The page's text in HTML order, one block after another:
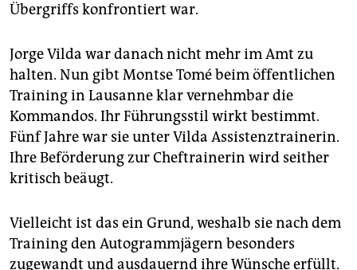
Übergriffs konfrontiert war.
Jorge Vilda war danach nicht mehr im Amt zu
halten. Nun gibt Montse Tomé beim öffentlichen
Training in Lausanne klar vernehmbar die
Kommandos. Ihr Führungsstil wirkt bestimmt.
Fünf Jahre war sie unter Vilda Assistenztrainerin.
Ihre Beförderung zur Cheftrainerin wird seither
kritisch beäugt.
Vielleicht ist das ein Grund, weshalb sie nach dem
Training den Autogrammjägern besonders
zugewandt und ausdauernd ihre Wünsche erfüllt.